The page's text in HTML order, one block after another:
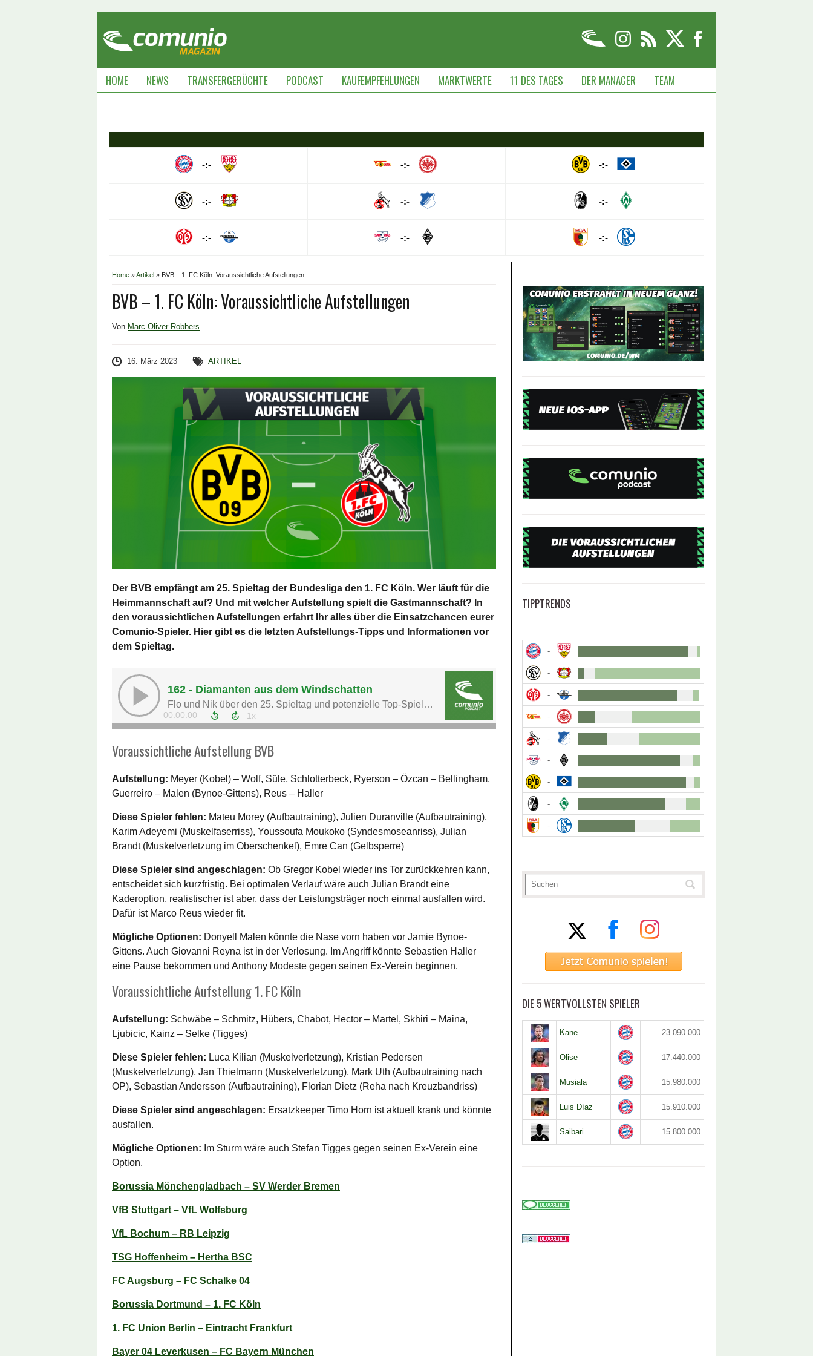
HOME NEWS TRANSFERGERÜCHTE PODCAST KAUFEMPFEHLUNGEN MARKTWERTE 11 DES TAGES DER MANAGER TEAM
-:-
-:-
-:-
-:-
-:-
-:-
-:-
-:-
-:-
Home »Artikel » BVB – 1. FC Köln: Voraussichtliche Aufstellungen
BVB – 1. FC Köln: Voraussichtliche Aufstellungen
Von Marc-Oliver Robbers
16. März 2023 ARTIKEL
Der BVB empfängt am 25. Spieltag der Bundesliga den 1. FC Köln. Wer läuft für die
Heimmannschaft auf? Und mit welcher Aufstellung spielt die Gastmannschaft? In
den voraussichtlichen Aufstellungen erfahrt Ihr alles über die Einsatzchancen eurer
Comunio-Spieler. Hier gibt es die letzten Aufstellungs-Tipps und Informationen vor
dem Spieltag.
Voraussichtliche Aufstellung BVB
Aufstellung: Meyer (Kobel) – Wolf, Süle, Schlotterbeck, Ryerson – Özcan – Bellingham,
Guerreiro – Malen (Bynoe-Gittens), Reus – Haller
Diese Spieler fehlen: Mateu Morey (Aufbautraining), Julien Duranville (Aufbautraining),
Karim Adeyemi (Muskelfaserriss), Youssoufa Moukoko (Syndesmoseanriss), Julian
Brandt (Muskelverletzung im Oberschenkel), Emre Can (Gelbsperre)
Diese Spieler sind angeschlagen: Ob Gregor Kobel wieder ins Tor zurückkehren kann,
entscheidet sich kurzfristig. Bei optimalen Verlauf wäre auch Julian Brandt eine
Kaderoption, realistischer ist aber, dass der Leistungsträger noch einmal ausfallen wird.
Dafür ist Marco Reus wieder fit.
Mögliche Optionen: Donyell Malen könnte die Nase vorn haben vor Jamie Bynoe-
Gittens. Auch Giovanni Reyna ist in der Verlosung. Im Angriff könnte Sebastien Haller
eine Pause bekommen und Anthony Modeste gegen seinen Ex-Verein beginnen.
Voraussichtliche Aufstellung 1. FC Köln
Aufstellung: Schwäbe – Schmitz, Hübers, Chabot, Hector – Martel, Skhiri – Maina,
Ljubicic, Kainz – Selke (Tigges)
Diese Spieler fehlen: Luca Kilian (Muskelverletzung), Kristian Pedersen
(Muskelverletzung), Jan Thielmann (Muskelverletzung), Mark Uth (Aufbautraining nach
OP), Sebastian Andersson (Aufbautraining), Florian Dietz (Reha nach Kreuzbandriss)
Diese Spieler sind angeschlagen: Ersatzkeeper Timo Horn ist aktuell krank und könnte
ausfallen.
Mögliche Optionen: Im Sturm wäre auch Stefan Tigges gegen seinen Ex-Verein eine
Option.
Borussia Mönchengladbach – SV Werder Bremen
VfB Stuttgart – VfL Wolfsburg
VfL Bochum – RB Leipzig
TSG Hoffenheim – Hertha BSC
FC Augsburg – FC Schalke 04
Borussia Dortmund – 1. FC Köln
1. FC Union Berlin – Eintracht Frankfurt
Bayer 04 Leverkusen – FC Bayern München
TIPPTRENDS
-
-
-
-
-
-
-
-
-
DIE 5 WERTVOLLSTEN SPIELER
Kane 23.090.000
Olise 17.440.000
Musiala 15.980.000
Luis Díaz 15.910.000
Saibari 15.800.000